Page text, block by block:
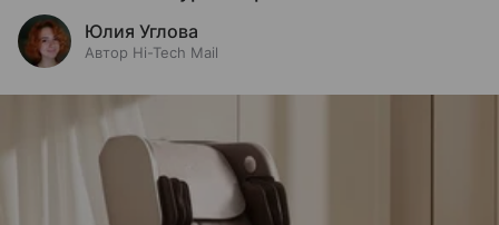
Юлия Углова
Автор Hi-Tech Mail